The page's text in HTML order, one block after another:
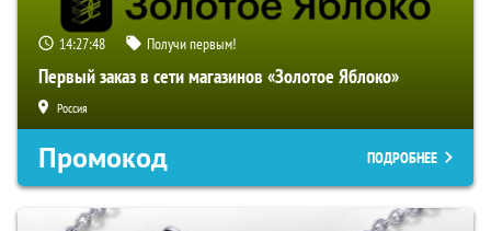
14:27:47 Получи первым!
Первый заказ в сети магазинов «Золотое Яблоко»
Россия
Промокод ПОДРОБНЕЕ